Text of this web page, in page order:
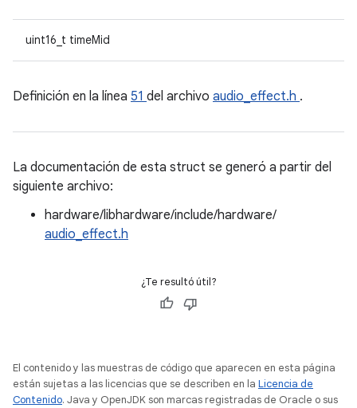
uint16_t timeMid
Definición en la línea 51 del archivo audio_effect.h .
La documentación de esta struct se generó a partir del
siguiente archivo:
hardware/libhardware/include/hardware/
audio_effect.h
¿Te resultó útil?
El contenido y las muestras de código que aparecen en esta página
están sujetas a las licencias que se describen en la Licencia de
Contenido. Java y OpenJDK son marcas registradas de Oracle o sus